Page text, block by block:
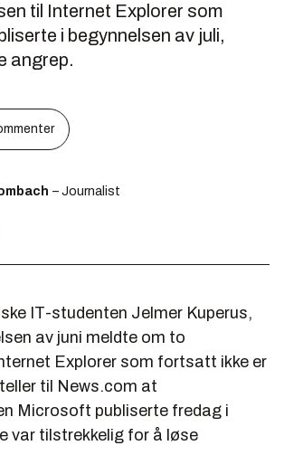
til Internet Explorer som
i begynnelsen av juli,
angrep.
– Journalist
IT-studenten Jelmer Kuperus,
av juni meldte om to
Explorer som fortsatt ikke er
til News.com at
Microsoft publiserte fredag i
var tilstrekkelig for å løse